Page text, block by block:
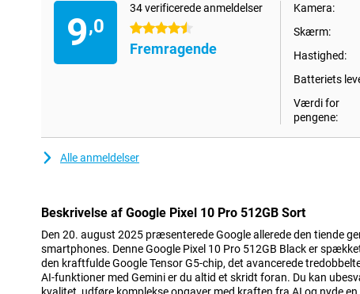
9,0
34 verificerede anmeldelser
4.5 stjerner
Fremragende
Kamera:
Skærm:
Hastighed:
Batteriets
Værdi for
pengene:
Alle anmeldelser
Beskrivelse af Google Pixel 10 Pro 512GB Sort
Den 20. august 2025 præsenterede Google allerede den tiende
smartphones. Denne Google Pixel 10 Pro 512GB Black er
den kraftfulde Google Tensor G5-chip, det avancerede
AI-funktioner med Gemini er du altid et skridt foran. Du kan